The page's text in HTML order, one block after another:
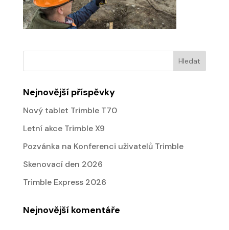
Nejnovější příspěvky
Nový tablet Trimble T70
Letní akce Trimble X9
Pozvánka na Konferenci uživatelů Trimble
Skenovací den 2026
Trimble Express 2026
Nejnovější komentáře